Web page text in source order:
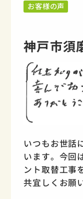
お客様の声
神戸市須
いつもお世話
います。今回
ント取替工事
共宜しくお願